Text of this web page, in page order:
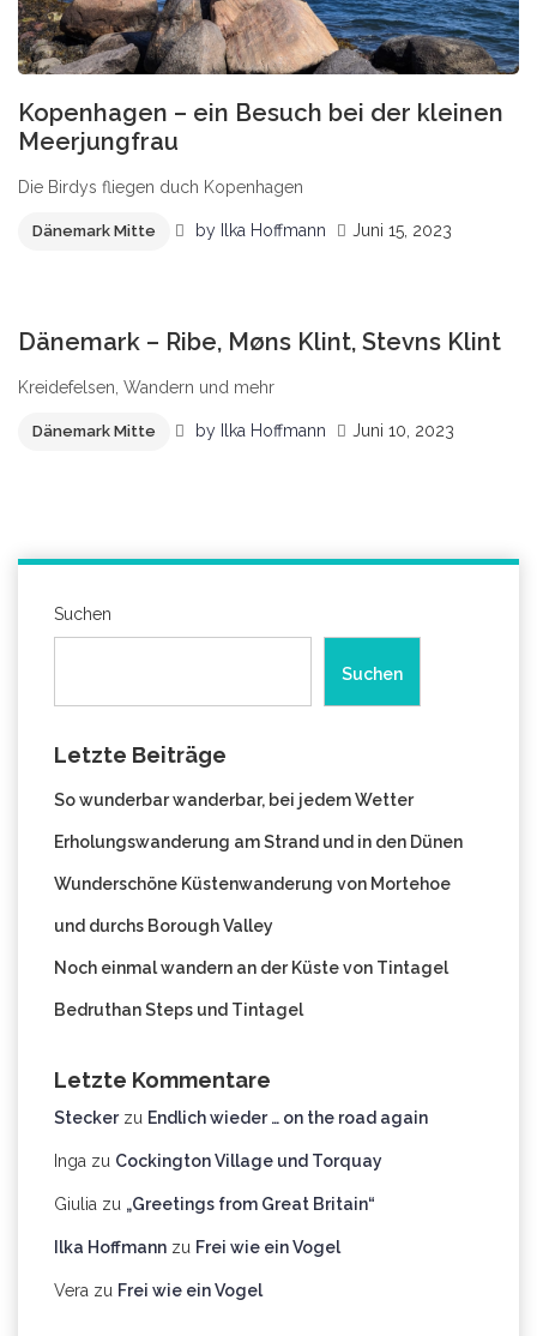
Kopenhagen – ein Besuch bei der kleinen
Meerjungfrau
Die Birdys fliegen duch Kopenhagen
Dänemark Mitte by Ilka Hoffmann Juni 15, 2023
Dänemark – Ribe, Møns Klint, Stevns Klint
Kreidefelsen, Wandern und mehr
Dänemark Mitte by Ilka Hoffmann Juni 10, 2023
Suchen
Suchen
Letzte Beiträge
So wunderbar wanderbar, bei jedem Wetter
Erholungswanderung am Strand und in den Dünen
Wunderschöne Küstenwanderung von Mortehoe
und durchs Borough Valley
Noch einmal wandern an der Küste von Tintagel
Bedruthan Steps und Tintagel
Letzte Kommentare
Steckerzu Endlich wieder … on the road again
Inga zu Cockington Village und Torquay
Giulia zu „Greetings from Great Britain“
Ilka Hoffmann zu Frei wie ein Vogel
Vera zu Frei wie ein Vogel